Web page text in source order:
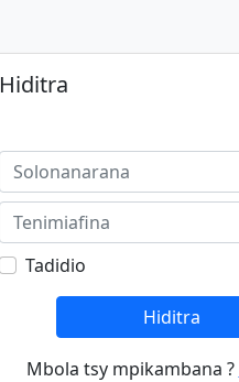
Hiditra
Tadidio
Hiditra
Mbola tsy mpikambana ?